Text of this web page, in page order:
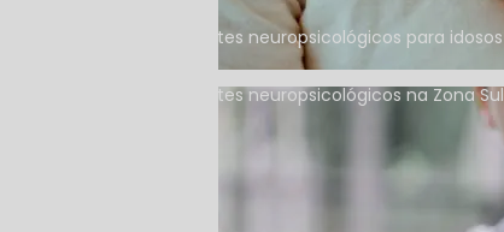
Testes neuropsicológicos para idosos
Testes neuropsicológicos na Zona Sul